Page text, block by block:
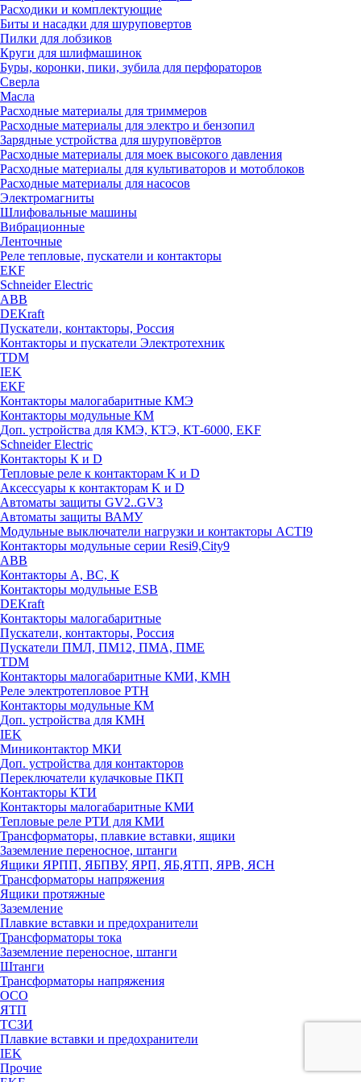
Расходики и комплектующие
Биты и насадки для шуруповертов
Пилки для лобзиков
Круги для шлифмашинок
Буры, коронки, пики, зубила для перфораторов
Сверла
Масла
Расходные материалы для триммеров
Расходные материалы для электро и бензопил
Зарядные устройства для шуруповёртов
Расходные материалы для моек высокого давления
Расходные материалы для культиваторов и мотоблоков
Расходные материалы для насосов
Электромагниты
Шлифовальные машины
Вибрационные
Ленточные
Реле тепловые, пускатели и контакторы
EKF
Schneider Electric
ABB
DEKraft
Пускатели, контакторы, Россия
Контакторы и пускатели Электротехник
TDM
IEK
EKF
Контакторы малогабаритные КМЭ
Контакторы модульные КМ
Доп. устройства для КМЭ, КТЭ, КТ-6000, EKF
Schneider Electric
Контакторы К и D
Тепловые реле к контакторам K и D
Аксессуары к контакторам K и D
Автоматы защиты GV2..GV3
Автоматы защиты ВАМУ
Модульные выключатели нагрузки и контакторы ACTI9
Контакторы модульные серии Resi9,City9
ABB
Контакторы А, ВС, К
Контакторы модульные ESB
DEKraft
Контакторы малогабаритные
Пускатели, контакторы, Россия
Пускатели ПМЛ, ПМ12, ПМА, ПМЕ
TDM
Контакторы малогабаритные КМИ, КМН
Реле электротепловое РТН
Контакторы модульные КМ
Доп. устройства для КМН
IEK
Миниконтактор МКИ
Доп. устройства для контакторов
Переключатели кулачковые ПКП
Контакторы КТИ
Контакторы малогабаритные КМИ
Тепловые реле РTИ для КМИ
Трансформаторы, плавкие вставки, ящики
Заземление переносное, штанги
Ящики ЯРПП, ЯБПВУ, ЯРП, ЯБ,ЯТП, ЯРВ, ЯСН
Трансформаторы напряжения
Ящики протяжные
Заземление
Плавкие вставки и предохранители
Трансформаторы тока
Заземление переносное, штанги
Штанги
Трансформаторы напряжения
ОСО
ЯТП
ТСЗИ
Плавкие вставки и предохранители
IEK
Прочие